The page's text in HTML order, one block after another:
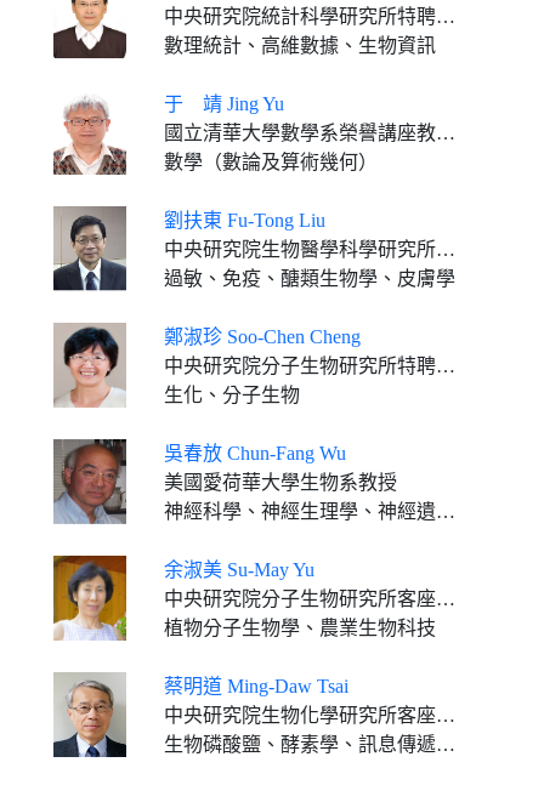
中央研究院統計科學研究所特聘研究員 加州大學洛杉磯分校特聘教授
數理統計、高維數據、生物資訊
于 靖 Jing Yu
國立清華大學數學系榮譽講座教授 國立台灣師範大學數學系榮譽講座教授
數學（數論及算術幾何）
劉扶東 Fu-Tong Liu
中央研究院生物醫學科學研究所通信研究員 美國南加州大學醫學院皮膚系教授
過敏、免疫、醣類生物學、皮膚學
鄭淑珍 Soo-Chen Cheng
中央研究院分子生物研究所特聘研究員
生化、分子生物
吳春放 Chun-Fang Wu
美國愛荷華大學生物系教授
神經科學、神經生理學、神經遺傳學
余淑美 Su-May Yu
中央研究院分子生物研究所客座講座
植物分子生物學、農業生物科技
蔡明道 Ming-Daw Tsai
中央研究院生物化學研究所客座講座 國立台灣大學生化科學研究所特聘研究講座教授
生物磷酸鹽、酵素學、訊息傳遞、化學與結構生物學、核磁共振、X射線晶體學、冷凍電子顯微鏡、X光自由電子雷射